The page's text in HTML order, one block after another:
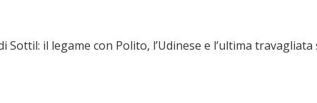
Sottil: il legame con Polito, l’Udinese e l’ultima